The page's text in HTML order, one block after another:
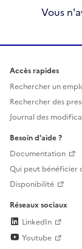
Vous
Accès rapides
Rechercher un
Rechercher des
Journal des
Besoin d'aide ?
Documentation
Qui peut bénéficier
Disponibilité
Réseaux sociaux
LinkedIn
Youtube